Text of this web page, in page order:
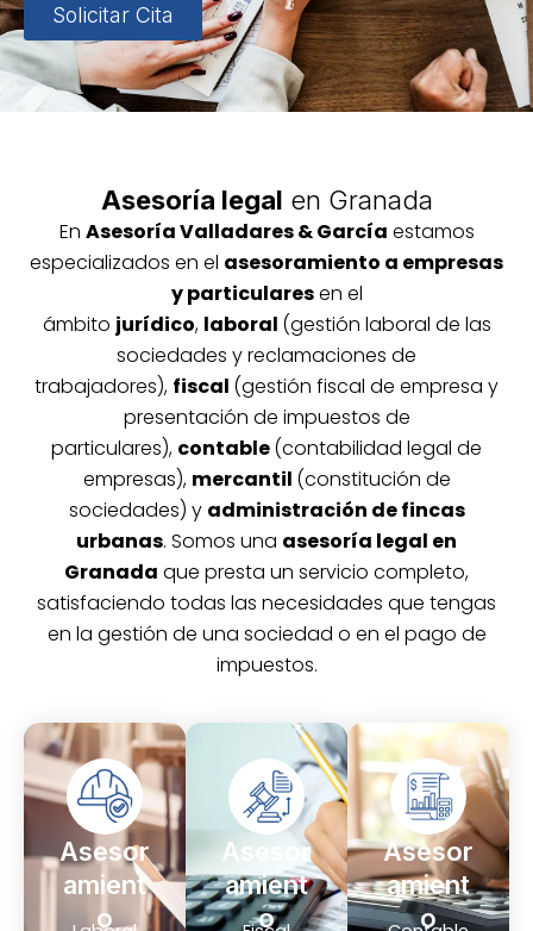
Solicitar Cita
Asesoría legal en Granada
En AsesoríaValladares & García estamos
especializados en el asesoramiento a empresas
y particularesen el
ámbito jurídico, laboral (gestión laboral de las
sociedades y reclamaciones de
trabajadores), fiscal (gestión fiscal de empresa y
presentación de impuestos de
particulares), contable(contabilidad legal de
empresas), mercantil (constitución de
sociedades) y administración de fincas
urbanas. Somos una asesoría legal en
Granada que presta un servicio completo,
satisfaciendo todas las necesidades que tengas
en la gestión de una sociedad o en el pago de
impuestos.
Asesor
amient
o
Asesor
amient
o
Asesor
amient
o